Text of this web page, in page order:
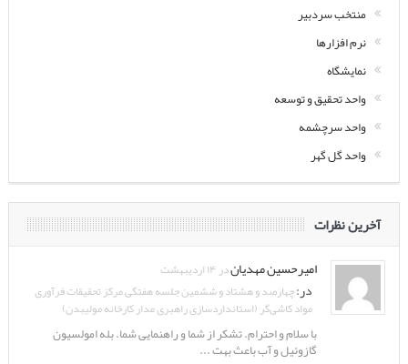
منتخب سردبیر
نرم افزارها
نمایشگاه
واحد تحقیق و توسعه
واحد سرچشمه
واحد گل گهر
آخرین نظرات
امیرحسین مهدیاندر ۱۴ اردیبهشت
در:چهارصد و هشتاد و ششمین جلسه هفتگی مرکز تحقیقات فرآوری
مواد کاشی‌گر (استانداردسازی راهبری مدار کارخانه مولیبدن)
با سلام و احترام. تشکر از شما و راهنمایی شما. بله امولسیون
گازوئیل و آب باعث بهت ...